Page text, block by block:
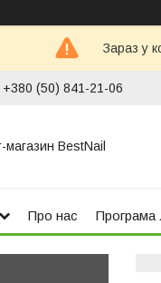
Зараз у
+380 (50) 841-21-06
магазин BestNail
Про нас Програма